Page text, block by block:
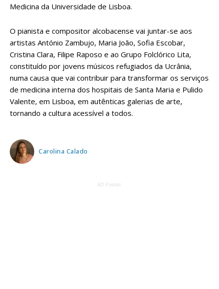
Medicina da Universidade de Lisboa.
O pianista e compositor alcobacense vai juntar-se aos
artistas António Zambujo, Maria João, Sofia Escobar,
Cristina Clara, Filipe Raposo e ao Grupo Folclórico Lita,
constituído por jovens músicos refugiados da Ucrânia,
numa causa que vai contribuir para transformar os serviços
de medicina interna dos hospitais de Santa Maria e Pulido
Valente, em Lisboa, em autênticas galerias de arte,
tornando a cultura acessível a todos.
Carolina Calado
AD Footer